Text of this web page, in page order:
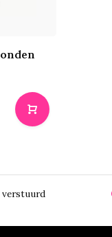
verstuurd